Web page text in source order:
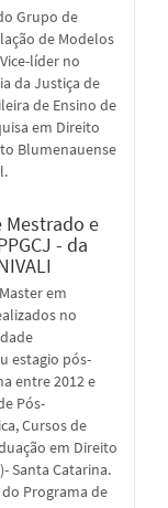
Grupo de
de Modelos
líder no
da Justiça de
de Ensino de
em Direito
Blumenauense
Mestrado e
- da
em
no
estagio pós-
entre 2012 e
Pós-
Cursos de
em Direito
Santa Catarina.
Programa de